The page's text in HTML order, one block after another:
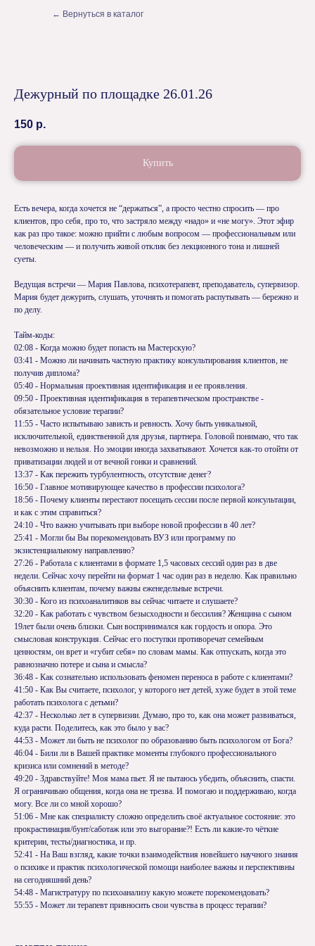
← Вернуться в каталог
Дежурный по площадке 26.01.26
150 р.
Купить
Есть вечера, когда хочется не “держаться”, а просто честно спросить — про
клиентов, про себя, про то, что застряло между «надо» и «не могу». Этот эфир
как раз про такое: можно прийти с любым вопросом — профессиональным или
человеческим — и получить живой отклик без лекционного тона и лишней
суеты.
Ведущая встречи — Мария Павлова, психотерапевт, преподаватель, супервизор.
Мария будет дежурить, слушать, уточнять и помогать распутывать — бережно и
по делу.
Тайм-коды:
02:08 - Когда можно будет попасть на Мастерскую?
03:41 - Можно ли начинать частную практику консультирования клиентов, не
получив диплома?
05:40 - Нормальная проективная идентификация и ее проявления.
09:50 - Проективная идентификация в терапевтическом пространстве -
обязательное условие терапии?
11:55 - Часто испытываю зависть и ревность. Хочу быть уникальной,
исключительной, единственной для друзья, партнера. Головой понимаю, что так
невозможно и нельзя. Но эмоции иногда захватывают. Хочется как-то отойти от
приватизации людей и от вечной гонки и сравнений.
13:37 - Как пережить турбулентность, отсутствие денег?
16:50 - Главное мотивирующее качество в профессии психолога?
18:56 - Почему клиенты перестают посещать сессии после первой консультации,
и как с этим справиться?
24:10 - Что важно учитывать при выборе новой профессии в 40 лет?
25:41 - Могли бы Вы порекомендовать ВУЗ или программу по
экзистенциальному направлению?
27:26 - Работала с клиентами в формате 1,5 часовых сессий один раз в две
недели. Сейчас хочу перейти на формат 1 час один раз в неделю. Как правильно
объяснить клиентам, почему важны еженедельные встречи.
30:30 - Кого из психоаналитиков вы сейчас читаете и слушаете?
32:20 - Как работать с чувством безысходности и бессилия? Женщина с сыном
19лет были очень близки. Сын воспринимался как гордость и опора. Это
смысловая конструкция. Сейчас его поступки противоречат семейным
ценностям, он врет и «губит себя» по словам мамы. Как отпускать, когда это
равнозначно потере и сына и смысла?
36:48 - Как сознательно использовать феномен переноса в работе с клиентами?
41:50 - Как Вы считаете, психолог, у которого нет детей, хуже будет в этой теме
работать психолога с детьми?
42:37 - Несколько лет в супервизии. Думаю, про то, как она может развиваться,
куда расти. Поделитесь, как это было у вас?
44:53 - Может ли быть не психолог по образованию быть психологом от Бога?
46:04 - Били ли в Вашей практике моменты глубокого профессионального
кризиса или сомнений в методе?
49:20 - Здравствуйте! Моя мама пьет. Я не пытаюсь убедить, объяснить, спасти.
Я ограничиваю общения, когда она не трезва. И помогаю и поддерживаю, когда
могу. Все ли со мной хорошо?
51:06 - Мне как специалисту сложно определить своё актуальное состояние: это
прокрастинация/бунт/саботаж или это выгорание?! Есть ли какие-то чёткие
критерии, тесты/диагностика, и пр.
52:41 - На Ваш взгляд, какие точки взаимодействия новейшего научного знания
о психике и практик психологической помощи наиболее важны и перспективны
на сегодняшний день?
54:48 - Магистратуру по психоанализу какую можете порекомендовать?
55:55 - Может ли терапевт привносить свои чувства в процесс терапии?